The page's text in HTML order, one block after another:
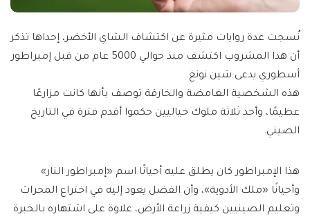
نُسجت عدة روايات مثيرة عن اكتشاف الشاي الأخضر، إحداها تذكر
أن هذا المشروب اكتشف منذ حوالي 5000 عام من قبل إمبراطور
أسطوري يدعى شين نونغ.
هذه الشخصية الغامضة والخارقة توصف بأنها كانت مزارعًا
عظيمًا، وأحد ثلاثة ملوك خياليين حكموا أقدم فترة في التاريخ
الصيني.
هذا الإمبراطور كان يطلق عليه أحيانًا اسم «إمبراطور النار»
وأحيانًا «ملك الأدوية»، وأن الفضل يعود إليه في اختراع المحراث
وتعليم الصينيين كيفية زراعة الأرض، علاوة على اشتهاره بالخبرة